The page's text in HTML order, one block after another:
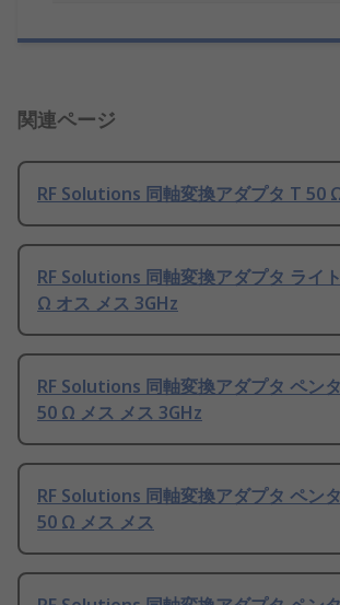
関連ページ
RF Solutions 同軸変換アダプタ T 50
RF Solutions 同軸変換アダプタ ライ
Ω オス メス 3GHz
RF Solutions 同軸変換アダプタ ペン
50 Ω メス メス 3GHz
RF Solutions 同軸変換アダプタ ペン
50 Ω メス メス